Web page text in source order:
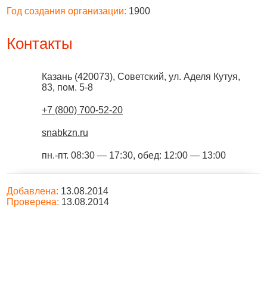
Год создания организации: 1900
Контакты
Казань (420073), Советский, ул. Аделя Кутуя,
83, пом. 5-8
+7 (800) 700-52-20
snabkzn.ru
пн.-пт. 08:30 — 17:30, обед: 12:00 — 13:00
Добавлена: 13.08.2014
Проверена: 13.08.2014